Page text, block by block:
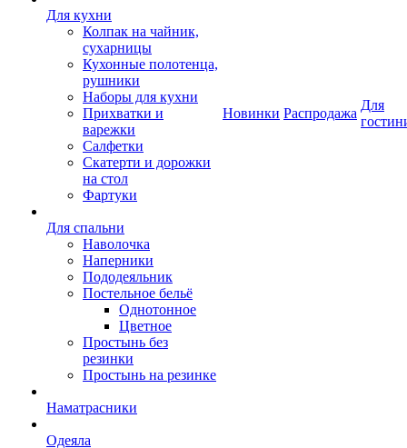
Для кухни
Колпак на чайник,
сухарницы
Кухонные полотенца,
рушники
Наборы для кухни
Прихватки и
варежки
Салфетки
Скатерти и дорожки
на стол
Фартуки
Для спальни
Наволочка
Наперники
Пододеяльник
Постельное бельё
Однотонное
Цветное
Простынь без
резинки
Простынь на резинке
Наматрасники
Одеяла
Новинки Распродажа
Для